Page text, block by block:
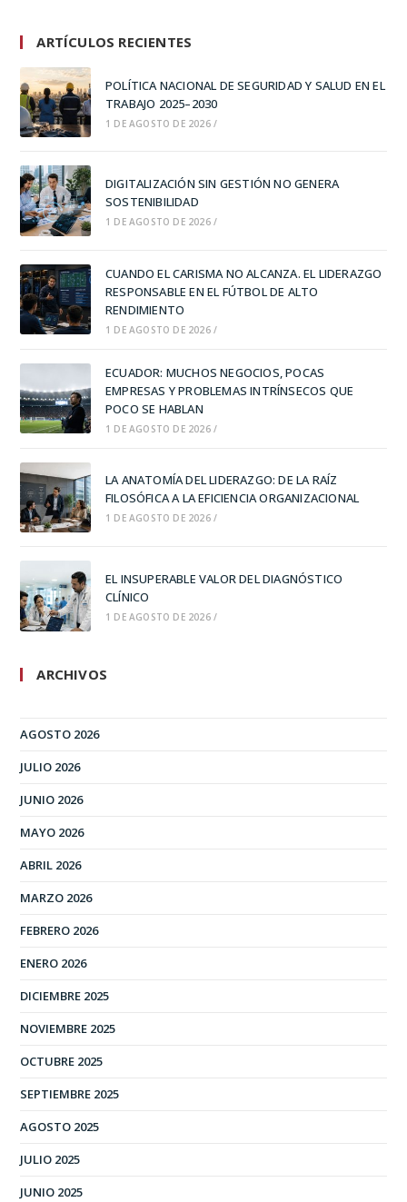
ARTÍCULOS RECIENTES
POLÍTICA NACIONAL DE SEGURIDAD Y SALUD EN EL
TRABAJO 2025–2030
1 DE AGOSTO DE 2026 /
DIGITALIZACIÓN SIN GESTIÓN NO GENERA
SOSTENIBILIDAD
1 DE AGOSTO DE 2026 /
CUANDO EL CARISMA NO ALCANZA. EL LIDERAZGO
RESPONSABLE EN EL FÚTBOL DE ALTO
RENDIMIENTO
1 DE AGOSTO DE 2026 /
ECUADOR: MUCHOS NEGOCIOS, POCAS
EMPRESAS Y PROBLEMAS INTRÍNSECOS QUE
POCO SE HABLAN
1 DE AGOSTO DE 2026 /
LA ANATOMÍA DEL LIDERAZGO: DE LA RAÍZ
FILOSÓFICA A LA EFICIENCIA ORGANIZACIONAL
1 DE AGOSTO DE 2026 /
EL INSUPERABLE VALOR DEL DIAGNÓSTICO
CLÍNICO
1 DE AGOSTO DE 2026 /
ARCHIVOS
AGOSTO 2026
JULIO 2026
JUNIO 2026
MAYO 2026
ABRIL 2026
MARZO 2026
FEBRERO 2026
ENERO 2026
DICIEMBRE 2025
NOVIEMBRE 2025
OCTUBRE 2025
SEPTIEMBRE 2025
AGOSTO 2025
JULIO 2025
JUNIO 2025